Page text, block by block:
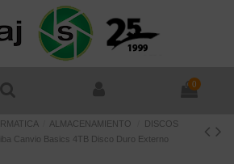
0
ALMACENAMIENTO
DISCOS
Canvio Basics 4TB Disco Duro Externo